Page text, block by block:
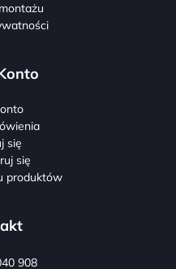
się
się
produktów
908